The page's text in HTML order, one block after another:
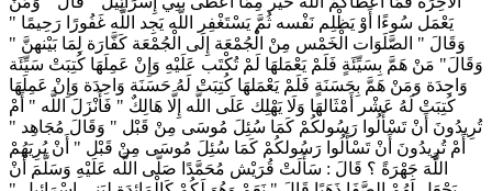
يَعْمَل سُوءًا أَوْ يَظْلِم نَفْسه ثُمَّ يَسْتَغْفِر اللَّه يَجِد اللَّه غَفُورًا رَحِيمًا "
وَقَالَ " الصَّلَوَات الْخَمْس مِنْ الْجُمْعَة إِلَى الْجُمْعَة كَفَّارَة لِمَا بَيْنهنَّ "
وَقَالَ" مَنْ هَمَّ بِسَيِّئَةٍ فَلَمْ يَعْمَلهَا لَمْ تُكْتَب عَلَيْهِ وَإِنْ عَمِلَهَا كُتِبَتْ سَيِّئَة
وَاحِدَة وَمَنْ هَمَّ بِحَسَنَةٍ فَلَمْ يَعْمَلهَا كُتِبَتْ لَهُ حَسَنَة وَاحِدَة وَإِنْ عَمِلَهَا
كُتِبَتْ لَهُ عَشْر أَمْثَالهَا وَلَا يَهْلِك عَلَى اللَّه إِلَّا هَالِكٌ " فَأَنْزَلَ اللَّه " أَمْ
تُرِيدُونَ أَنْ تَسْأَلُوا رَسُولكُمْ كَمَا سُئِلَ مُوسَى مِنْ قَبْل " وَقَالَ مُجَاهِد "
أَمْ تُرِيدُونَ أَنْ تَسْأَلُوا رَسُولكُمْ كَمَا سُئِلَ مُوسَى مِنْ قَبْل " أَنْ يُرِيَهُمْ
اللَّهَ جَهْرَةً ؟ قَالَ : سَأَلَتْ قُرَيْش مُحَمَّدًا صَلَّى اللَّه عَلَيْهِ وَسَلَّمَ أَنْ